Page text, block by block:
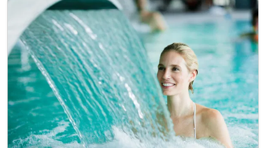
1 x Eintritt in die Salzgrotte
1 x Kräutersalz für zu Hause
inkl. DreiWelten Card*
inkl. Parkplatz
inkl. WLAN